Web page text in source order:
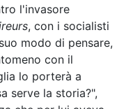
l'invasore
, con i socialisti
modo di pensare,
con il
lo porterà a
serve la storia?",